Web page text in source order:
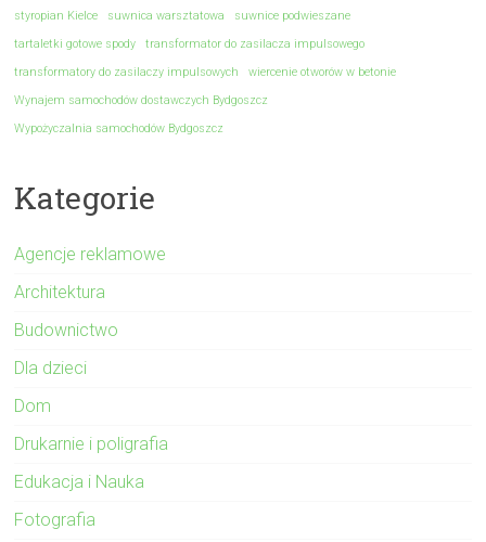
styropian Kielce suwnica warsztatowa
suwnice podwieszane
tartaletki gotowe spody
transformator do zasilacza impulsowego
transformatory do zasilaczy impulsowych
wiercenie otworów w betonie
Wynajem samochodów dostawczych Bydgoszcz
Wypożyczalnia samochodów Bydgoszcz
Kategorie
Agencje reklamowe
Architektura
Budownictwo
Dla dzieci
Dom
Drukarnie i poligrafia
Edukacja i Nauka
Fotografia